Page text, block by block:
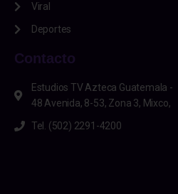
Viral
Deportes
Contacto
Estudios TV Azteca Guatemala -
48 Avenida, 8-53, Zona 3, Mixco,
Tel. (502) 2291-4200